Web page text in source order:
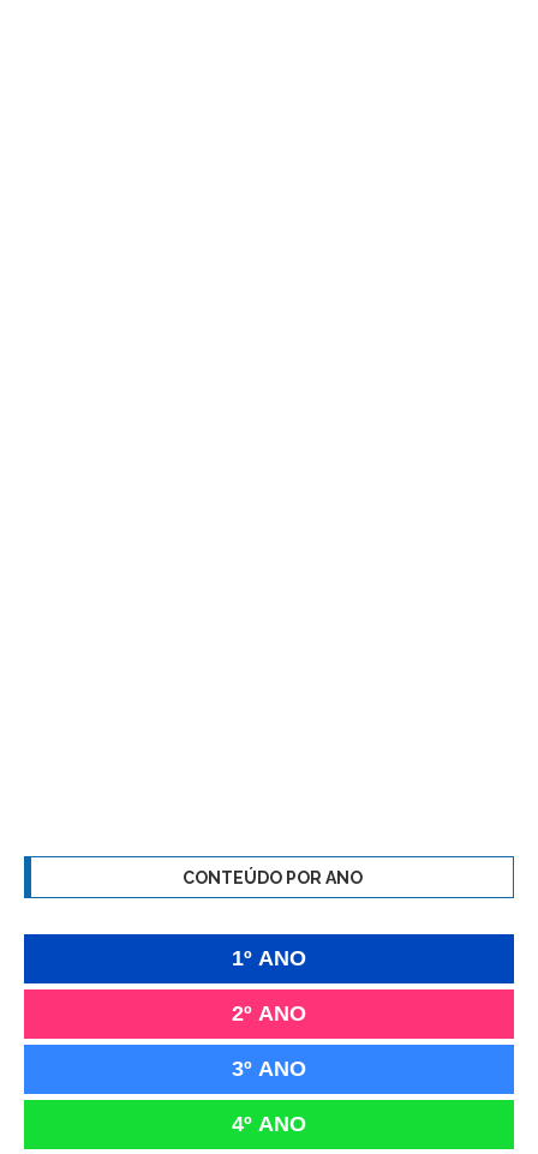
CONTEÚDO POR ANO
1º ANO
2º ANO
3º ANO
4º ANO